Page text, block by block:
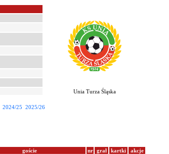
Unia Turza Śląska
2024/25 2025/26
goście nr grał kartki
akcje